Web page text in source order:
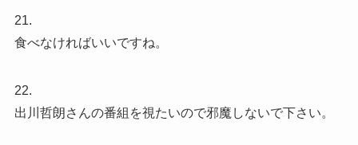
21.
食べなければいいですね。
22.
出川哲朗さんの番組を視たいので邪魔しないで下さい。